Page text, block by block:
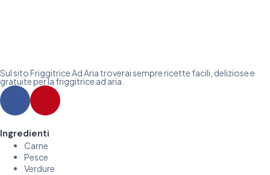
Sul sito Friggitrice Ad Aria troverai sempre ricette facili, deliziose e
gratuite per la friggitrice ad aria.
Ingredienti
Carne
Pesce
Verdure